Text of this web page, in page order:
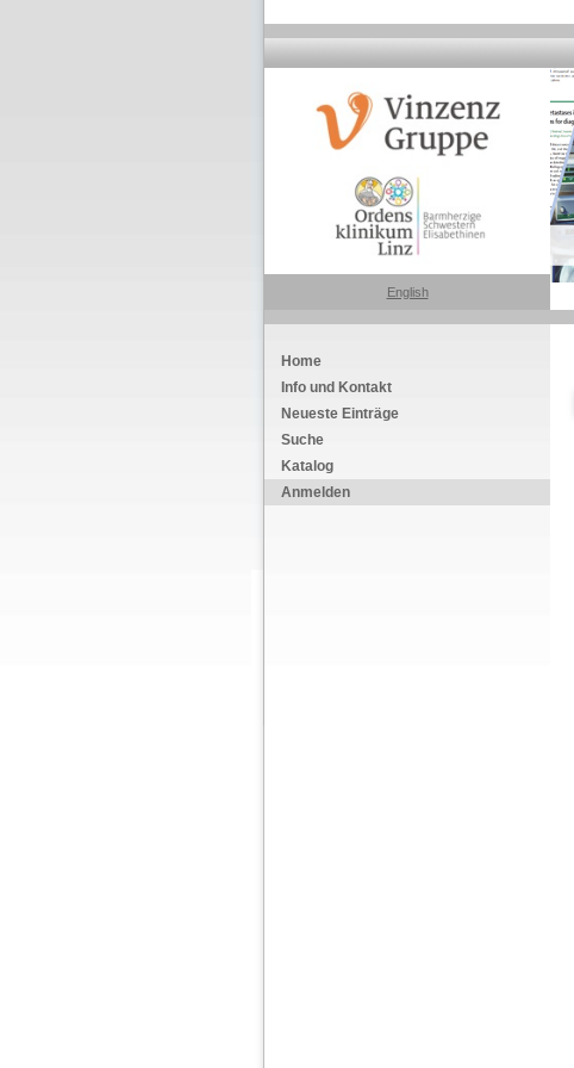
English
Home
Info und Kontakt
Neueste Einträge
Suche
Katalog
Anmelden